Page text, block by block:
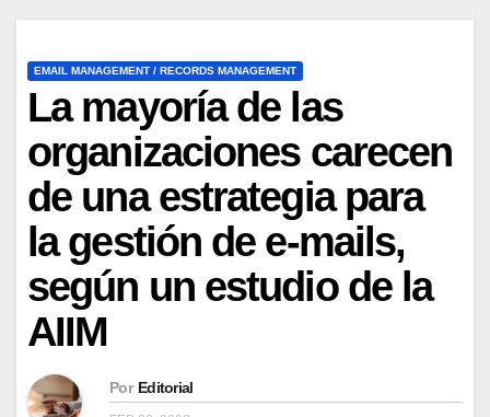
EMAIL MANAGEMENT / RECORDS MANAGEMENT
La mayoría de las
organizaciones carecen
de una estrategia para
la gestión de e-mails,
según un estudio de la
AIIM
Por Editorial